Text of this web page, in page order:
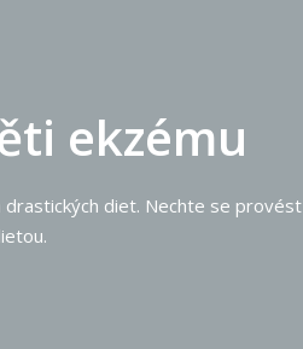
ekzému
drastických diet. Nechte se provést